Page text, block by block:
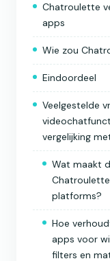
Chatroulette
apps
Wie zou
Eindoordeel
Veelgestelde
vergelijking
Wat maakt
platforms?
Hoe
apps voor
filters en